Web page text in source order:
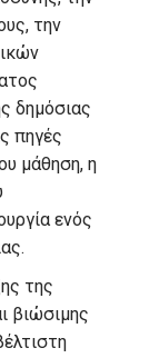
την
δημόσιας
πηγές
μάθηση, η
ενός
της
βιώσιμης